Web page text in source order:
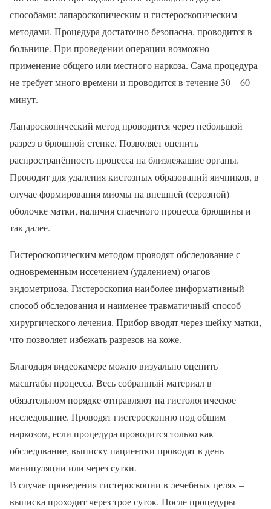
способами: лапароскопическим и гистероскопическим
методами. Процедура достаточно безопасна, проводится в
больнице. При проведении операции возможно
применение общего или местного наркоза. Сама процедура
не требует много времени и проводится в течение 30 – 60
минут.
Лапароскопический метод проводится через небольшой
разрез в брюшной стенке. Позволяет оценить
распространённость процесса на близлежащие органы.
Проводят для удаления кистозных образований яичников, в
случае формирования миомы на внешней (серозной)
оболочке матки, наличия спаечного процесса брюшины и
так далее.
Гистероскопическим методом проводят обследование с
одновременным иссечением (удалением) очагов
эндометриоза. Гистероскопия наиболее информативный
способ обследования и наименее травматичный способ
хирургического лечения. Прибор вводят через шейку матки,
что позволяет избежать разрезов на коже.
Благодаря видеокамере можно визуально оценить
масштабы процесса. Весь собранный материал в
обязательном порядке отправляют на гистологическое
исследование. Проводят гистероскопию под общим
наркозом, если процедура проводится только как
обследование, выписку пациентки проводят в день
манипуляции или через сутки.
В случае проведения гистероскопии в лечебных целях –
выписка проходит через трое суток. После процедуры